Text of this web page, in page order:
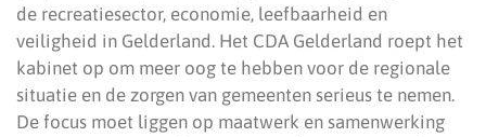
de recreatiesector, economie, leefbaarheid en
veiligheid in Gelderland. Het CDA Gelderland roept het
kabinet op om meer oog te hebben voor de regionale
situatie en de zorgen van gemeenten serieus te nemen.
De focus moet liggen op maatwerk en samenwerking